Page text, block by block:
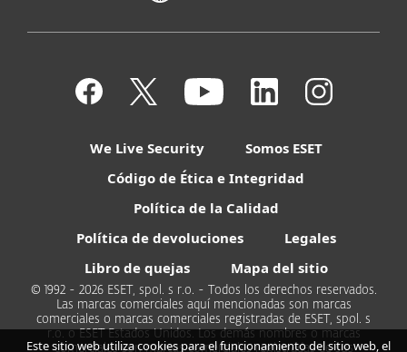
We Live Security
Somos ESET
Código de Ética e Integridad
Política de la Calidad
Política de devoluciones
Legales
Libro de quejas
Mapa del sitio
© 1992 - 2026 ESET, spol. s r.o. - Todos los derechos reservados.
Las marcas comerciales aquí mencionadas son marcas
comerciales o marcas comerciales registradas de ESET, spol. s
r.o. o ESET Estados Unidos. Los demás nombres o marcas
comerciales son marcas comerciales registradas de sus
Este sitio web utiliza cookies para el funcionamiento del sitio web, el